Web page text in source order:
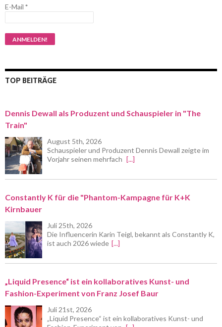
E-Mail *
TOP BEITRÄGE
Dennis Dewall als Produzent und Schauspieler in "The
Train"
August 5th, 2026
Schauspieler und Produzent Dennis Dewall zeigte im
Vorjahr seinen mehrfach [...]
Constantly K für die "Phantom-Kampagne für K+K
Kirnbauer
Juli 25th, 2026
Die Influencerin Karin Teigl, bekannt als Constantly K,
ist auch 2026 wiede [...]
„Liquid Presence“ ist ein kollaboratives Kunst- und
Fashion-Experiment von Franz Josef Baur
Juli 21st, 2026
„Liquid Presence“ ist ein kollaboratives Kunst- und